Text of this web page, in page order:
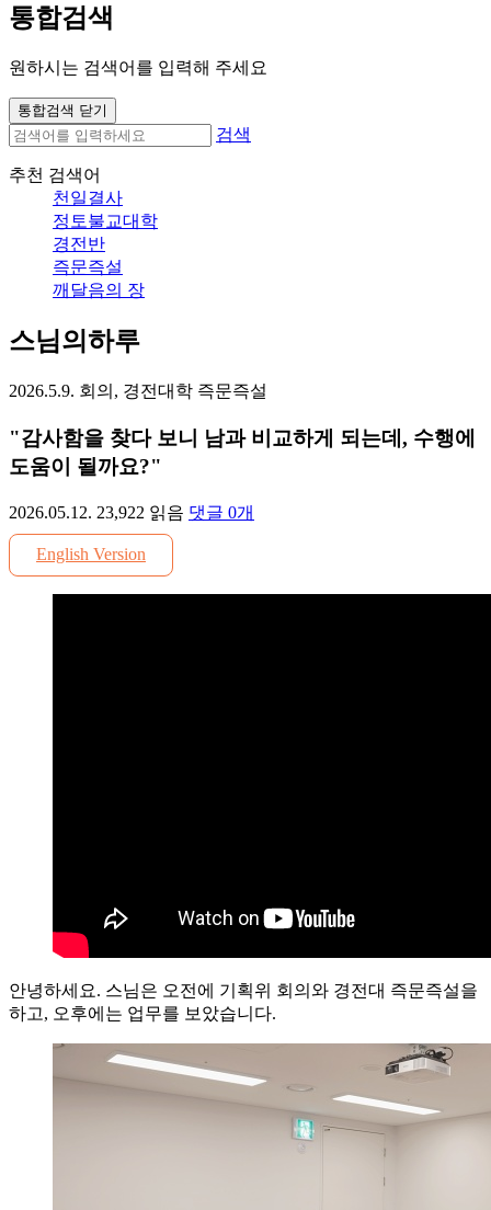
통합검색
원하시는 검색어를 입력해 주세요
통합검색 닫기
검색
추천 검색어
천일결사
정토불교대학
경전반
즉문즉설
깨달음의 장
스님의하루
2026.5.9. 회의, 경전대학 즉문즉설
"감사함을 찾다 보니 남과 비교하게 되는데, 수행에
도움이 될까요?"
2026.05.12. 23,922 읽음 댓글 0개
English Version
안녕하세요. 스님은 오전에 기획위 회의와 경전대 즉문즉설을
하고, 오후에는 업무를 보았습니다.